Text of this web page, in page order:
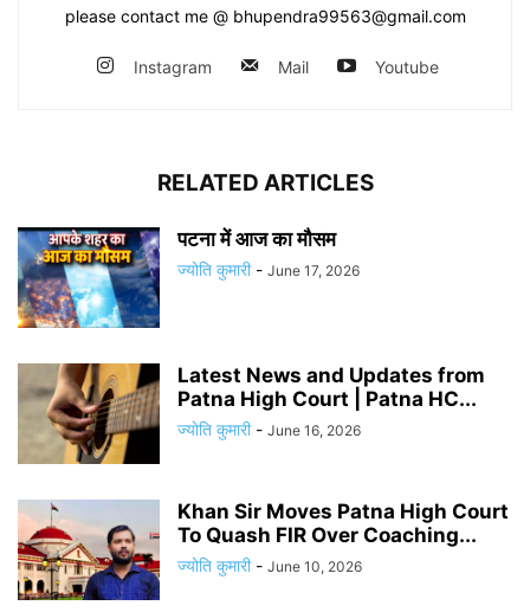
please contact me @ bhupendra99563@gmail.com
Instagram Mail Youtube
RELATED ARTICLES
पटना में आज का मौसम
ज्योति कुमारी - June 17, 2026
Latest News and Updates from
Patna High Court | Patna HC...
ज्योति कुमारी - June 16, 2026
Khan Sir Moves Patna High Court
To Quash FIR Over Coaching...
ज्योति कुमारी - June 10, 2026